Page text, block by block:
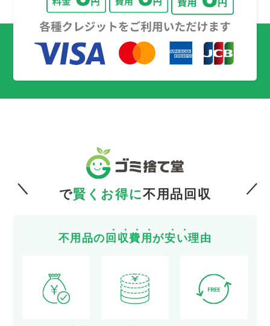
で賢くお得に不用品回収
不用品の 回 収費用 が安い理由